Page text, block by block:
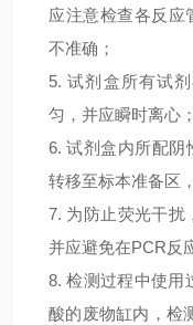
应注意检查各反应
不准确；
5. 试剂盒所有试
匀，并应瞬时离心；
6. 试剂盒内所配阴
转移至标本准备区
7. 为防止荧光干扰
并应避免在PCR反
8. 检测过程中使用
酸的废物缸内，检